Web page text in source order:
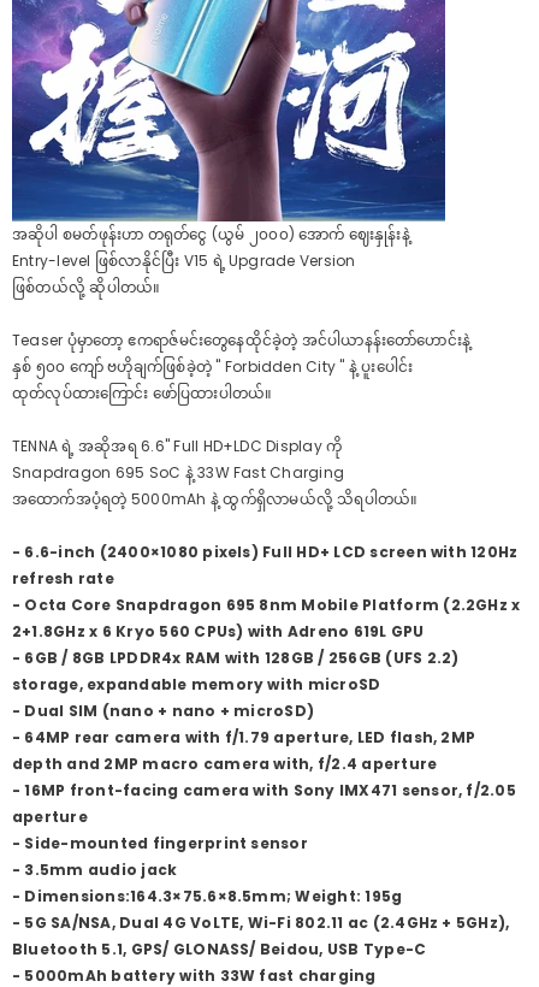
အဆိုပါ စမတ်ဖုန်းဟာ တရုတ်ငွေ (ယွမ် ၂၀၀၀) အောက် ဈေးနှုန်းနဲ့
Entry-level ဖြစ်လာနိုင်ပြီး V15 ရဲ့ Upgrade Version
ဖြစ်တယ်လို့ ဆိုပါတယ်။
Teaser ပုံမှာတော့ ဧကရာဇ်မင်းတွေနေထိုင်ခဲ့တဲ့ အင်ပါယာနန်းတော်ဟောင်းနဲ့
နှစ် ၅၀၀ ကျော် ဗဟိုချက်ဖြစ်ခဲ့တဲ့ " Forbidden City " နဲ့ ပူးပေါင်း
ထုတ်လုပ်ထားကြောင်း ဖော်ပြထားပါတယ်။
TENNA ရဲ့ အဆိုအရ 6.6" Full HD+LDC Display ကို
Snapdragon 695 SoC နဲ့ 33W Fast Charging
အထောက်အပံ့ရတဲ့ 5000mAh နဲ့ ထွက်ရှိလာမယ်လို့ သိရပါတယ်။
- 6.6-inch (2400×1080 pixels) Full HD+ LCD screen with 120Hz
refresh rate
- Octa Core Snapdragon 695 8nm Mobile Platform (2.2GHz x
2+1.8GHz x 6 Kryo 560 CPUs) with Adreno 619L GPU
- 6GB / 8GB LPDDR4x RAM with 128GB / 256GB (UFS 2.2)
storage, expandable memory with microSD
- Dual SIM (nano + nano + microSD)
- 64MP rear camera with f/1.79 aperture, LED flash, 2MP
depth and 2MP macro camera with, f/2.4 aperture
- 16MP front-facing camera with Sony IMX471 sensor, f/2.05
aperture
- Side-mounted fingerprint sensor
- 3.5mm audio jack
- Dimensions:164.3×75.6×8.5mm; Weight: 195g
- 5G SA/NSA, Dual 4G VoLTE, Wi-Fi 802.11 ac (2.4GHz + 5GHz),
Bluetooth 5.1, GPS/ GLONASS/ Beidou, USB Type-C
- 5000mAh battery with 33W fast charging